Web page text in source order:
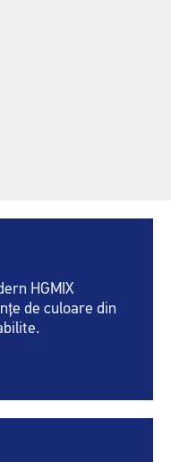
HGMIX
de culoare din